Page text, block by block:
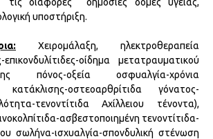
υποστήριξη.
Χειρομάλαξη, ηλεκτροθεραπεία
οίδημα μετατραυματικού
πόνος-οξεία οσφυαλγία-χρόνια
κατάκλισης-οστεοαρθρίτιδα γόνατος-
τενοντίτιδα Αχίλλειου τένοντα),
ασβεστοποιημένη τενοντίτιδα-
σωλήνα-ισχυαλγία-σπονδυλική στένωση